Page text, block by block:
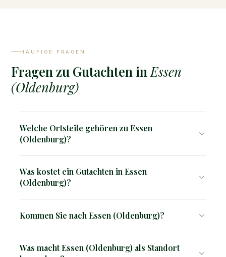
HÄUFIGE FRAGEN
Fragen zu Gutachten in Essen
(Oldenburg)
Welche Ortsteile gehören zu Essen
(Oldenburg)?
Bevern, Osteressen, Wachtum und weiteren
Bauerschaften im Hasetal.
Was kostet ein Gutachten in Essen
(Oldenburg)?
Kurzgutachten ab 1.500 €. Der genaue Preis hängt von
Objekttyp, Größe und Komplexität ab. Auf Anfrage
erhalten Sie eine kostenlose Einschätzung vorab.
Kommen Sie nach Essen (Oldenburg)?
kommen direkt zu Ihnen.
Was macht Essen (Oldenburg) als Standort